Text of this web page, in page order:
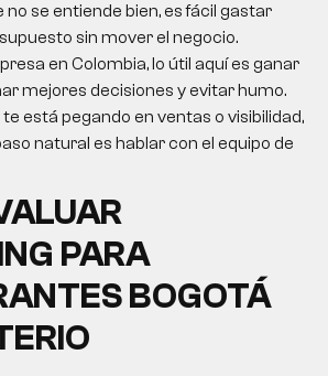
no se entiende bien, es fácil gastar
sin mover el negocio.
en Colombia, lo útil aquí es ganar
mejores decisiones y evitar humo.
está pegando en ventas o visibilidad,
natural es hablar con el equipo de
PARA
BOGOTÁ